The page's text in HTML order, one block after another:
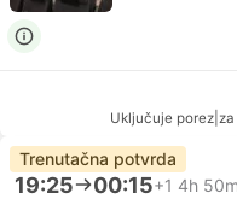
Uključuje porez
Trenutačna potvrda
19:25 00:15+1 4h 50m